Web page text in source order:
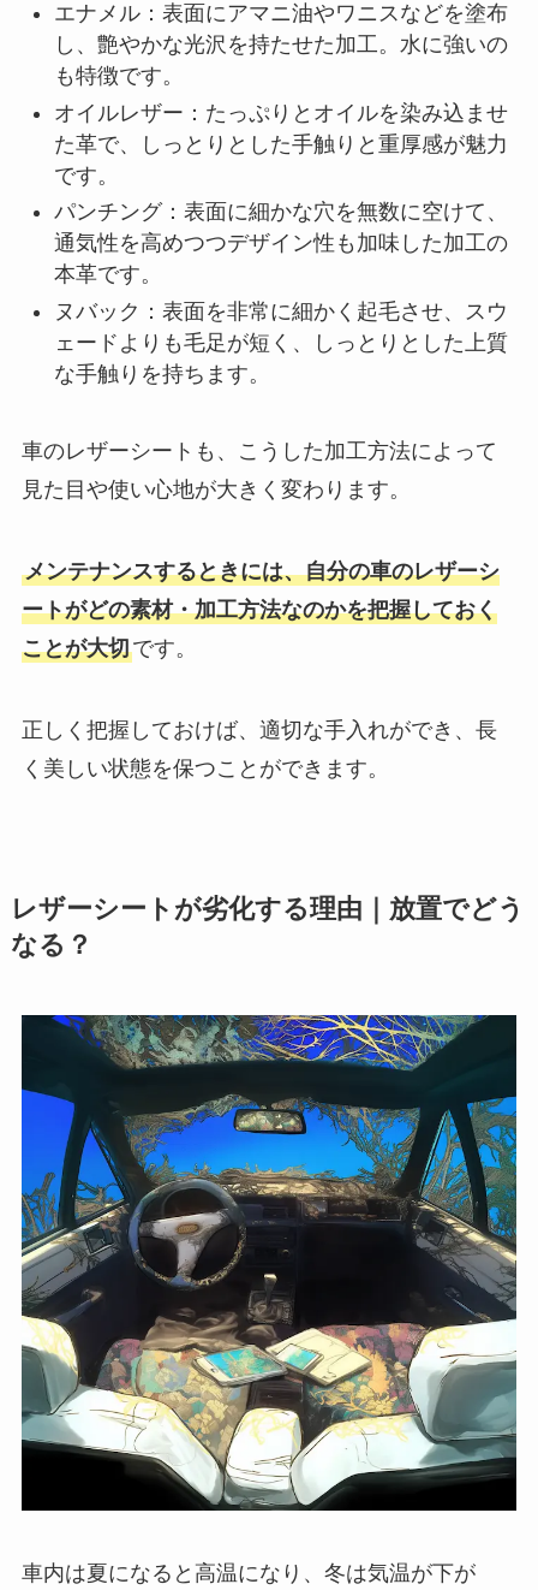
エナメル：表面にアマニ油やワニスなどを塗布
し、艶やかな光沢を持たせた加工。水に強いの
も特徴です。
オイルレザー：たっぷりとオイルを染み込ませ
た革で、しっとりとした手触りと重厚感が魅力
です。
パンチング：表面に細かな穴を無数に空けて、
通気性を高めつつデザイン性も加味した加工の
本革です。
ヌバック：表面を非常に細かく起毛させ、スウ
ェードよりも毛足が短く、しっとりとした上質
な手触りを持ちます。
車のレザーシートも、こうした加工方法によって
見た目や使い心地が大きく変わります。
メンテナンスするときには、自分の車のレザーシ
ートがどの素材・加工方法なのかを把握しておく
ことが大切です。
正しく把握しておけば、適切な手入れができ、長
く美しい状態を保つことができます。
レザーシートが劣化する理由｜放置でどう
なる？
車内は夏になると高温になり、冬は気温が下が